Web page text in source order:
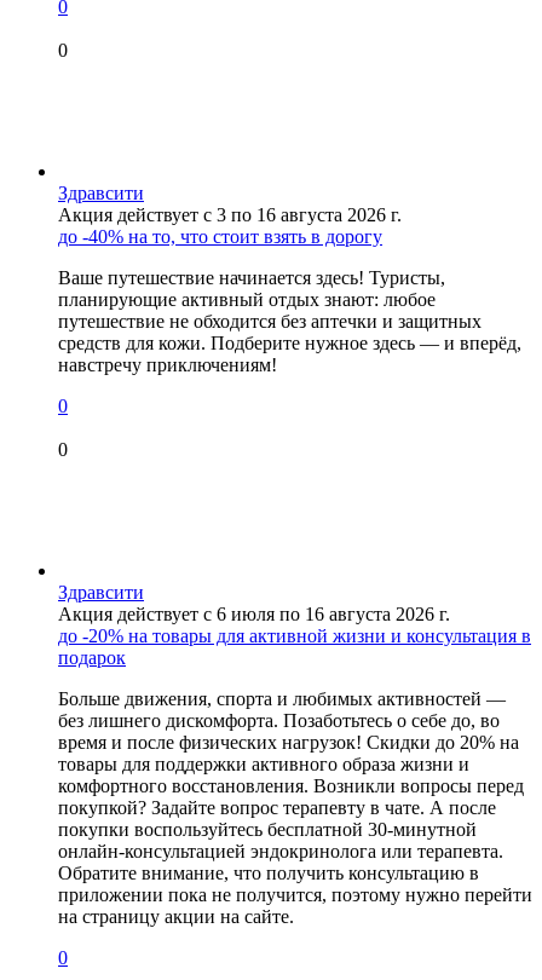
0
0
Здравсити
Акция действует с 3 по 16 августа 2026 г.
до -40% на то, что стоит взять в дорогу
Ваше путешествие начинается здесь! Туристы,
планирующие активный отдых знают: любое
путешествие не обходится без аптечки и защитных
средств для кожи. Подберите нужное здесь — и вперёд,
навстречу приключениям!
0
0
Здравсити
Акция действует с 6 июля по 16 августа 2026 г.
до -20% на товары для активной жизни и консультация в
подарок
Больше движения, спорта и любимых активностей —
без лишнего дискомфорта. Позаботьтесь о себе до, во
время и после физических нагрузок! Скидки до 20% на
товары для поддержки активного образа жизни и
комфортного восстановления. Возникли вопросы перед
покупкой? Задайте вопрос терапевту в чате. А после
покупки воспользуйтесь бесплатной 30-минутной
онлайн-консультацией эндокринолога или терапевта.
Обратите внимание, что получить консультацию в
приложении пока не получится, поэтому нужно перейти
на страницу акции на сайте.
0